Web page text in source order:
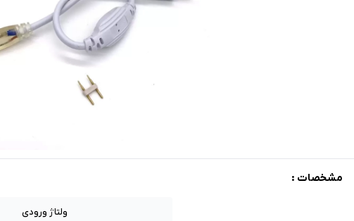
مشخصات :
ولتاژ ورودی